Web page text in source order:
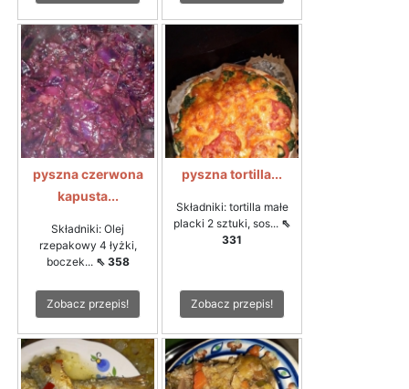
pyszna czerwona
kapusta...
Składniki: Olej
rzepakowy 4 łyżki,
boczek... ⇖ 358
Zobacz przepis!
pyszna tortilla...
Składniki: tortilla małe
placki 2 sztuki, sos... ⇖
331
Zobacz przepis!